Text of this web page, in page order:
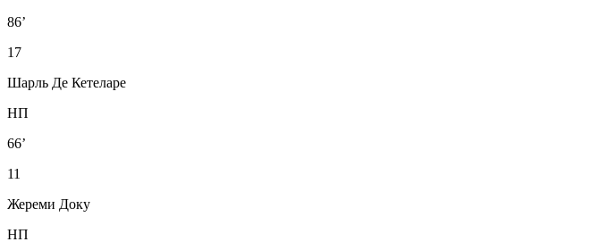
86’
17
Шарль Де Кетеларе
НП
66’
11
Жереми Доку
НП